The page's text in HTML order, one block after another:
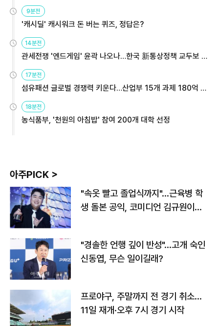
9분전
'캐시딜' 캐시워크 돈 버는 퀴즈, 정답은?
14분전
관세전쟁 '엔드게임' 윤곽 나오나…한국 新통상정책 교두보 활
용해야
17분전
섬유패션 글로벌 경쟁력 키운다…산업부 15개 과제 180억 지
원
18분전
농식품부, '천원의 아침밥' 참여 200개 대학 선정
아주PICK >
"속옷 빨고 졸업식까지"…근육병 학
생 돌본 공익, 코미디언 김규원이었
"경솔한 언행 깊이 반성"…고개 숙인
신동엽, 무슨 일이길래?
프로야구, 주말까지 전 경기 취소…
11일 재개·오후 7시 경기 시작